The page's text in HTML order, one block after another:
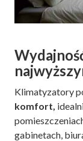
Klimatyzatory
komfort,
gabinetach,